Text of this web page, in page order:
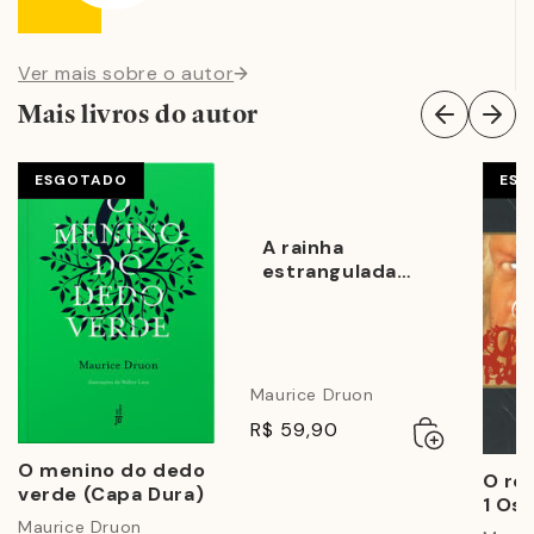
Ver mais sobre o autor
Mais livros do autor
ESGOTADO
O menino do dedo
verde (Capa Dura)
Maurice Druon
A rainha
estrangulada
Maurice Druon
R$ 59,90
Adicionar
ao
carrinho
Esgotado
O
1